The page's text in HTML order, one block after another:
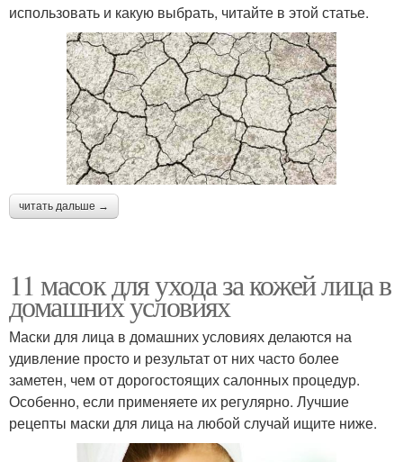
использовать и какую выбрать, читайте в этой статье.
читать дальше →
11 масок для ухода за кожей лица в
домашних условиях
Маски для лица в домашних условиях делаются на
удивление просто и результат от них часто более
заметен, чем от дорогостоящих салонных процедур.
Особенно, если применяете их регулярно. Лучшие
рецепты маски для лица на любой случай ищите ниже.